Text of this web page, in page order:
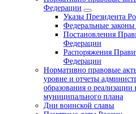
Федерации
Указы Президента
Федеральные
Постановления
Федерации
Распоряжения
Федерации
Нормативно правовые
уровне и отчеты
образования о реализации
муниципального плана
Дни воинской славы